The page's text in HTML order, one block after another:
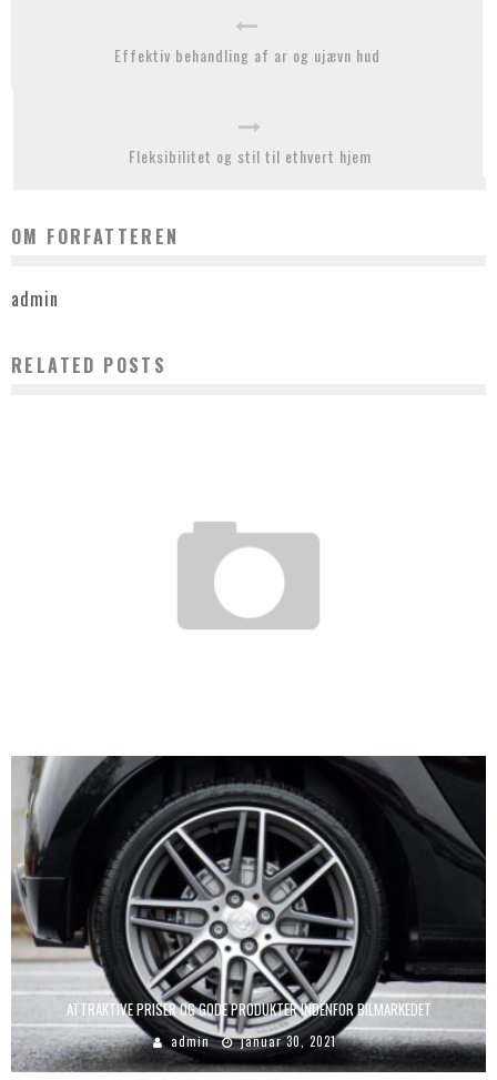
Effektiv behandling af ar og ujævn hud
Fleksibilitet og stil til ethvert hjem
OM FORFATTEREN
admin
RELATED POSTS
ATTRAKTIVE PRISER OG GODE PRODUKTER INDENFOR BILMARKEDET
admin januar 30, 2021